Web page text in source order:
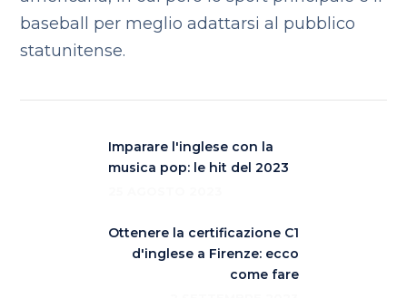
baseball per meglio adattarsi al pubblico
statunitense.
Imparare l'inglese con la
musica pop: le hit del 2023
Ottenere la certificazione C1
d'inglese a Firenze: ecco
come fare